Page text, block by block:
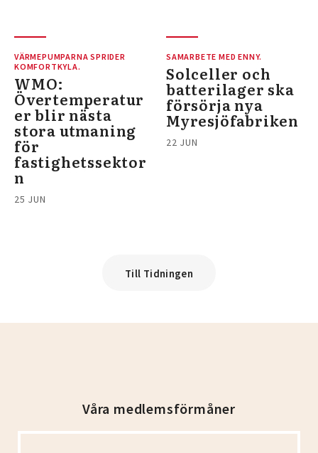
VÄRMEPUMPARNA SPRIDER
KOMFORTKYLA.
WMO:
Övertemperatur
er blir nästa
stora utmaning
för
fastighetssektor
n
25 JUN
SAMARBETE MED ENNY.
Solceller och
batterilager ska
försörja nya
Myresjöfabriken
22 JUN
Till Tidningen
Våra medlemsförmåner